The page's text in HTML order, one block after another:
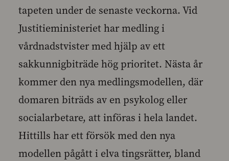
tapeten under de senaste veckorna. Vid
Justitieministeriet har medling i
vårdnadstvister med hjälp av ett
sakkunnigbiträde hög prioritet. Nästa år
kommer den nya medlingsmodellen, där
domaren biträds av en psykolog eller
socialarbetare, att införas i hela landet.
Hittills har ett försök med den nya
modellen pågått i elva tingsrätter, bland